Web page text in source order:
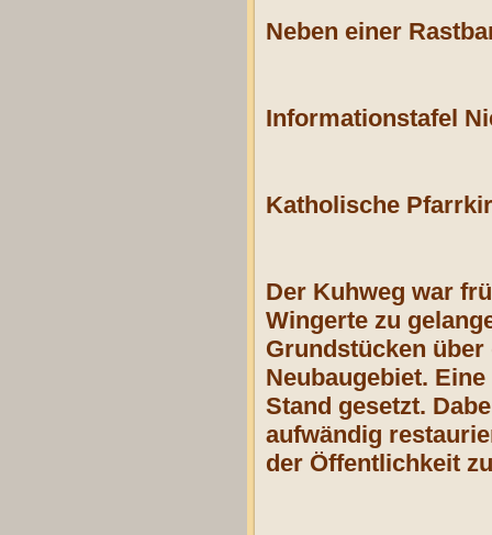
Neben einer
Informationstafel
Katholische
Der Kuhweg war
Wingerte zu
Grundstücken
Neubaugebiet.
Stand gesetzt.
aufwändig
der Öffentlichkeit